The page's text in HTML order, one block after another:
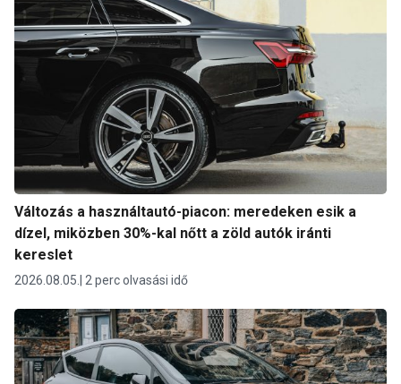
Változás a használtautó-piacon: meredeken esik a
dízel, miközben 30%-kal nőtt a zöld autók iránti
kereslet
2026.08.05. 2 perc olvasási idő